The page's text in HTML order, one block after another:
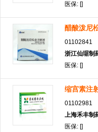
医保: []
醋酸泼尼
01102841
浙江仙琚制
医保: []
缩宫素注
01102981
上海禾丰制
医保: []